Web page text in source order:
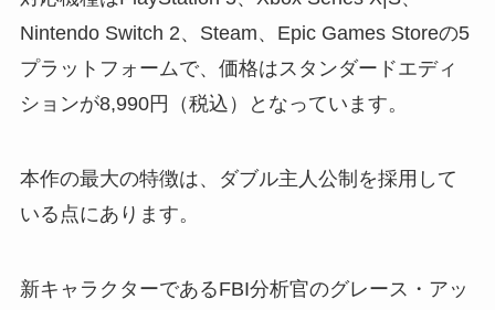
Nintendo Switch 2、Steam、Epic Games Storeの5
プラットフォームで、価格はスタンダードエディ
ションが8,990円（税込）となっています。
本作の最大の特徴は、ダブル主人公制を採用して
いる点にあります。
新キャラクターであるFBI分析官のグレース・アッ